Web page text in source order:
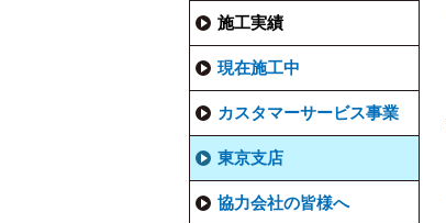
施工実績
現在施工中
カスタマーサービス事業
東京支店
協力会社の皆様へ